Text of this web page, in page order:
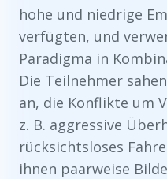
hohe und niedrige
verfügten, und
Paradigma in
Die Teilnehmer
an, die Konflikte um
z. B. aggressive
rücksichtsloses
ihnen paarweise